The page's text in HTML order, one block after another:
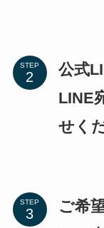
STEP
公式
LINE
せく
STEP
ご希